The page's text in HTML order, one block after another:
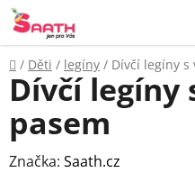
Přejít
na
obsah
Domů
/ Děti / legíny / Dívčí legíny s
Dívčí legíny
pasem
Značka: Saath.cz